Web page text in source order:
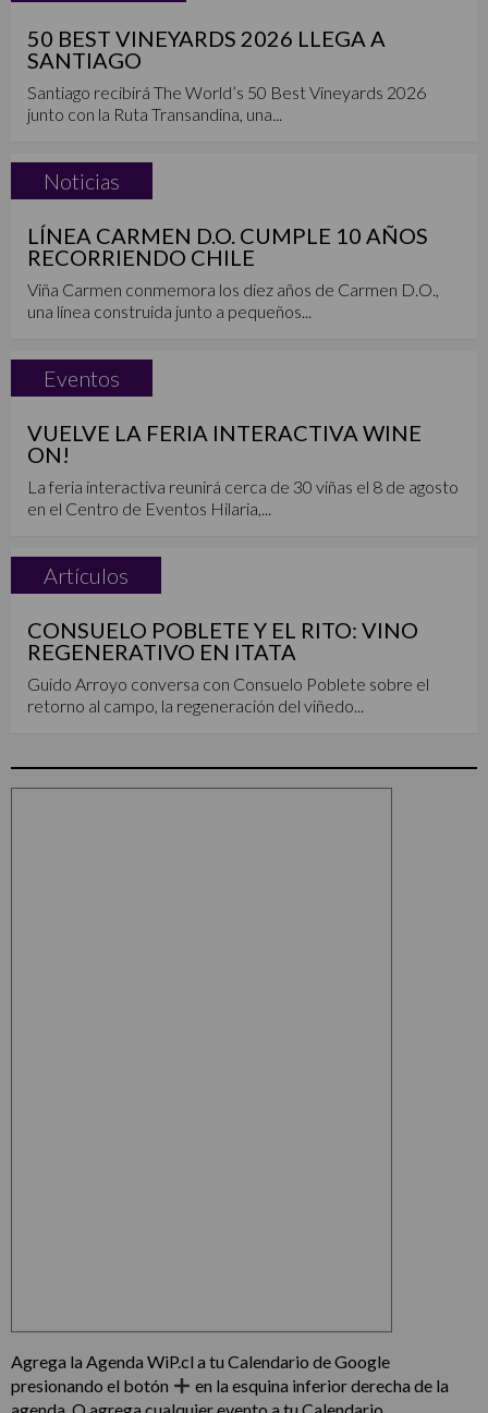
50 BEST VINEYARDS 2026 LLEGA A
SANTIAGO
Santiago recibirá The World’s 50 Best Vineyards 2026
junto con la Ruta Transandina, una...
Noticias
LÍNEA CARMEN D.O. CUMPLE 10 AÑOS
RECORRIENDO CHILE
Viña Carmen conmemora los diez años de Carmen D.O.,
una línea construida junto a pequeños...
Eventos
VUELVE LA FERIA INTERACTIVA WINE
ON!
La feria interactiva reunirá cerca de 30 viñas el 8 de agosto
en el Centro de Eventos Hilaria,...
Artículos
CONSUELO POBLETE Y EL RITO: VINO
REGENERATIVO EN ITATA
Guido Arroyo conversa con Consuelo Poblete sobre el
retorno al campo, la regeneración del viñedo...
Agrega la Agenda WiP.cl a tu Calendario de Google
presionando el botón
en la esquina inferior derecha de la